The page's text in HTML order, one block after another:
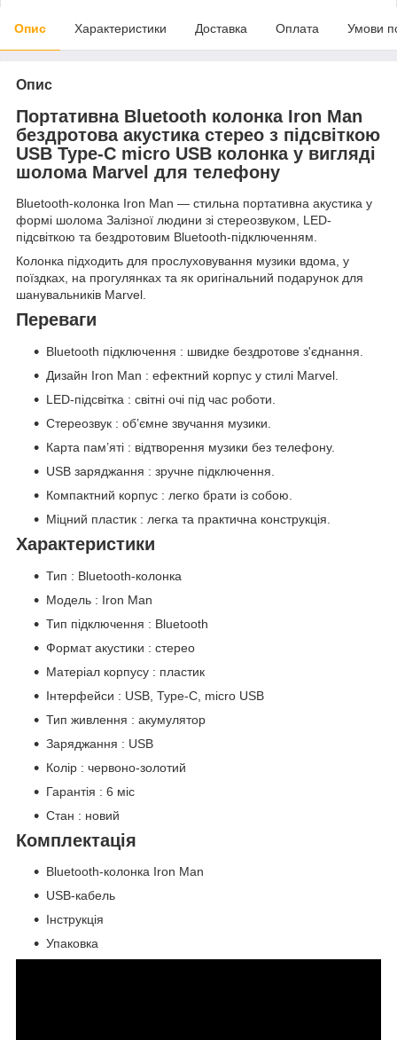
Опис Характеристики Доставка Оплата Умови
Опис
Портативна Bluetooth колонка Iron Man
бездротова акустика стерео з підсвіткою
USB Type-C micro USB колонка у вигляді
шолома Marvel для телефону
Bluetooth-колонка Iron Man — стильна портативна акустика у
формі шолома Залізної людини зі стереозвуком, LED-
підсвіткою та бездротовим Bluetooth-підключенням.
Колонка підходить для прослуховування музики вдома, у
поїздках, на прогулянках та як оригінальний подарунок для
шанувальників Marvel.
Переваги
Bluetooth підключення : швидке бездротове з'єднання.
Дизайн Iron Man : ефектний корпус у стилі Marvel.
LED-підсвітка : світні очі під час роботи.
Стереозвук : об’ємне звучання музики.
Карта пам’яті : відтворення музики без телефону.
USB заряджання : зручне підключення.
Компактний корпус : легко брати із собою.
Міцний пластик : легка та практична конструкція.
Характеристики
Тип : Bluetooth-колонка
Модель : Iron Man
Тип підключення : Bluetooth
Формат акустики : стерео
Матеріал корпусу : пластик
Інтерфейси : USB, Type-C, micro USB
Тип живлення : акумулятор
Заряджання : USB
Колір : червоно-золотий
Гарантія : 6 міс
Стан : новий
Комплектація
Bluetooth-колонка Iron Man
USB-кабель
Інструкція
Упаковка